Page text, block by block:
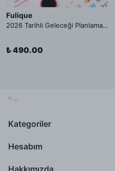
Fulique
2026 Tarihli Geleceği Planlama Ajandası İç Sayfa
₺ 490.00
Kategoriler
Hesabım